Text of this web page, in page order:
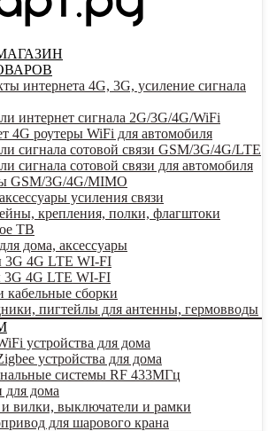
интернета 4G, 3G, усиление сигнала
интернет сигнала 2G/3G/4G/WiFi
4G роутеры WiFi для автомобиля
сигнала сотовой связи GSM/3G/4G/LTE
сигнала сотовой связи для автомобиля
GSM/3G/4G/MIMO
усиления связи
крепления, полки, флагштоки
ТВ
дома, аксессуары
4G LTE WI-FI
3G 4G LTE WI-FI
кабельные сборки
пигтейлы для антенны, гермовводы
устройства для дома
устройства для дома
системы RF 433МГц
для дома
и вилки, выключатели и рамки
для шарового крана